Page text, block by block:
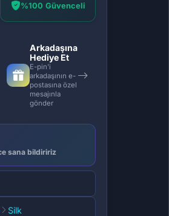
%100 Güvenceli
Arkadaşına
Hediye Et
E-pin'i
arkadaşının e-
postasına özel
mesajınla
gönder
sana bildiririz
Silk